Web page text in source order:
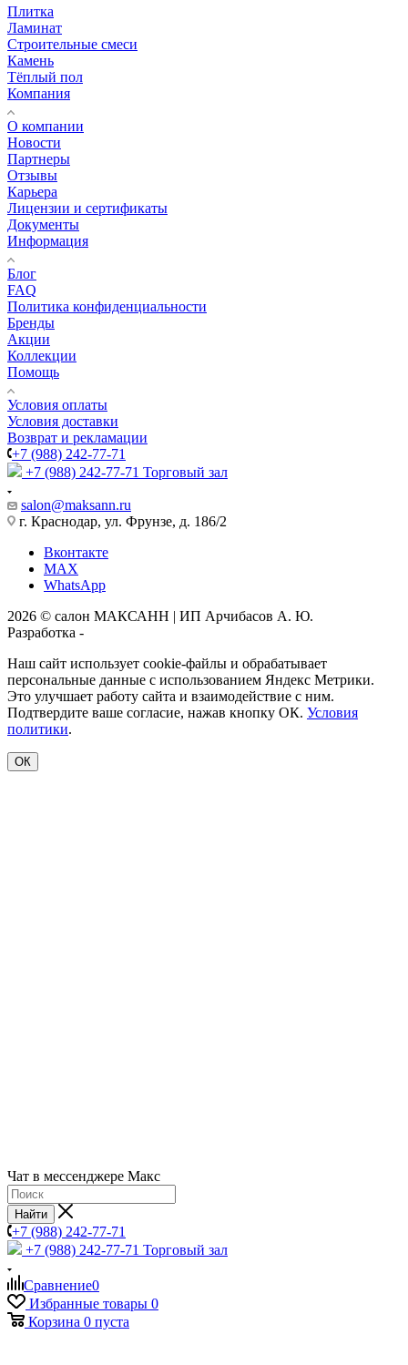
Плитка
Ламинат
Строительные смеси
Камень
Тёплый пол
Компания
О компании
Новости
Партнеры
Отзывы
Карьера
Лицензии и сертификаты
Документы
Информация
Блог
FAQ
Политика конфиденциальности
Бренды
Акции
Коллекции
Помощь
Условия оплаты
Условия доставки
Возврат и рекламации
+7 (988) 242-77-71
+7 (988) 242-77-71 Торговый зал
salon@maksann.ru
г. Краснодар, ул. Фрунзе, д. 186/2
Вконтакте
MAX
WhatsApp
2026 © салон МАКСАНН | ИП Арчибасов А. Ю.
Разработка -
Наш сайт использует cookie-файлы и обрабатывает
персональные данные с использованием Яндекс Метрики.
Это улучшает работу сайта и взаимодействие с ним.
Подтвердите ваше согласие, нажав кнопку ОК. Условия
политики.
ОК
Чат в мессенджере Макс
Найти
+7 (988) 242-77-71
+7 (988) 242-77-71 Торговый зал
Сравнение0
Избранные товары 0
Корзина 0 пуста